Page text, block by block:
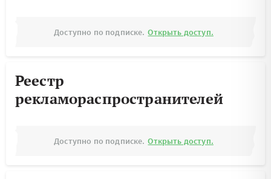
Доступно по подписке. Открыть доступ.
Реестр
рекламораспространителей
Доступно по подписке. Открыть доступ.